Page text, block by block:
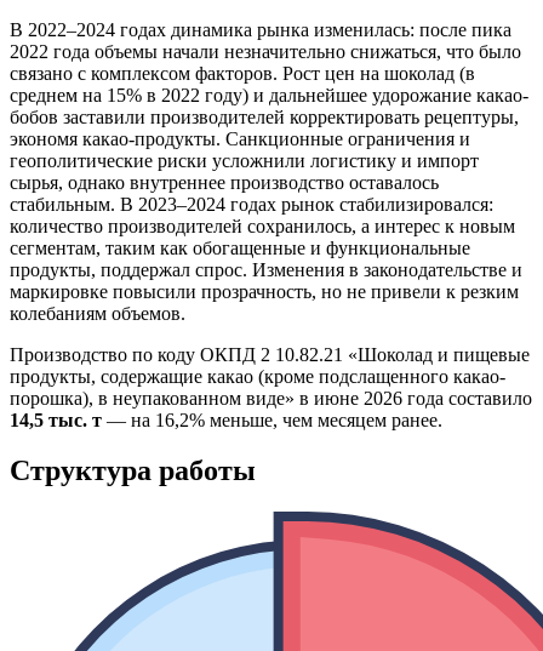
В 2022–2024 годах динамика рынка изменилась: после пика
2022 года объемы начали незначительно снижаться, что было
связано с комплексом факторов. Рост цен на шоколад (в
среднем на 15% в 2022 году) и дальнейшее удорожание какао-
бобов заставили производителей корректировать рецептуры,
экономя какао-продукты. Санкционные ограничения и
геополитические риски усложнили логистику и импорт
сырья, однако внутреннее производство оставалось
стабильным. В 2023–2024 годах рынок стабилизировался:
количество производителей сохранилось, а интерес к новым
сегментам, таким как обогащенные и функциональные
продукты, поддержал спрос. Изменения в законодательстве и
маркировке повысили прозрачность, но не привели к резким
колебаниям объемов.
Производство по коду ОКПД 2 10.82.21 «Шоколад и пищевые
продукты, содержащие какао (кроме подслащенного какао-
порошка), в неупакованном виде» в июне 2026 года составило
14,5 тыс. т — на 16,2% меньше, чем месяцем ранее.
Структура работы